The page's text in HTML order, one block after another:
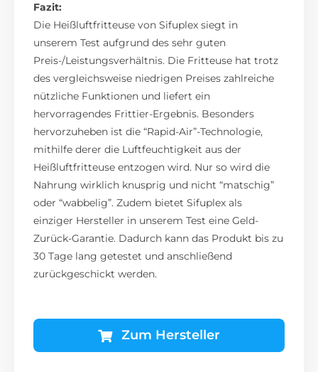
Fazit:
Die Heißluftfritteuse von Sifuplex siegt in
unserem Test aufgrund des sehr guten
Preis-/Leistungsverhältnis. Die Fritteuse hat trotz
des vergleichsweise niedrigen Preises zahlreiche
nützliche Funktionen und liefert ein
hervorragendes Frittier-Ergebnis. Besonders
hervorzuheben ist die “Rapid-Air”-Technologie,
mithilfe derer die Luftfeuchtigkeit aus der
Heißluftfritteuse entzogen wird. Nur so wird die
Nahrung wirklich knusprig und nicht “matschig”
oder “wabbelig”. Zudem bietet Sifuplex als
einziger Hersteller in unserem Test eine Geld-
Zurück-Garantie. Dadurch kann das Produkt bis zu
30 Tage lang getestet und anschließend
zurückgeschickt werden.
Zum Hersteller